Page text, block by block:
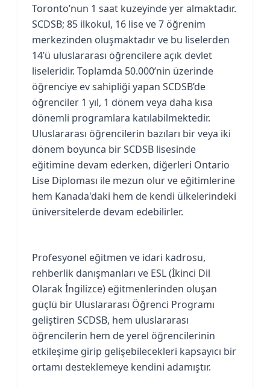
Toronto’nun 1 saat kuzeyinde yer almaktadır.
SCDSB; 85 ilkokul, 16 lise ve 7 öğrenim
merkezinden oluşmaktadır ve bu liselerden
14’ü uluslararası öğrencilere açık devlet
liseleridir. Toplamda 50.000’nin üzerinde
öğrenciye ev sahipliği yapan SCDSB’de
öğrenciler 1 yıl, 1 dönem veya daha kısa
dönemli programlara katılabilmektedir.
Uluslararası öğrencilerin bazıları bir veya iki
dönem boyunca bir SCDSB lisesinde
eğitimine devam ederken, diğerleri Ontario
Lise Diploması ile mezun olur ve eğitimlerine
hem Kanada'daki hem de kendi ülkelerindeki
üniversitelerde devam edebilirler.
Profesyonel eğitmen ve idari kadrosu,
rehberlik danışmanları ve ESL (İkinci Dil
Olarak İngilizce) eğitmenlerinden oluşan
güçlü bir Uluslararası Öğrenci Programı
geliştiren SCDSB, hem uluslararası
öğrencilerin hem de yerel öğrencilerinin
etkileşime girip gelişebilecekleri kapsayıcı bir
ortamı desteklemeye kendini adamıştır.